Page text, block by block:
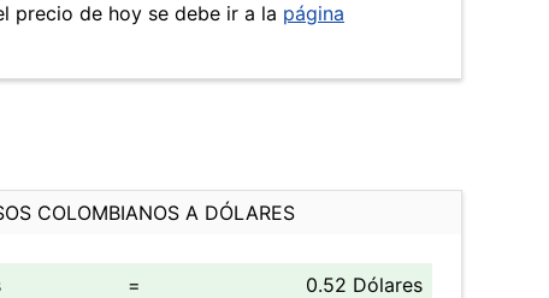
precio de hoy se debe ir a la página
COLOMBIANOS A DÓLARES
=
0.52 Dólares